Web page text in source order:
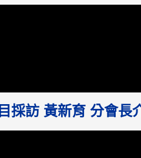
採訪 黃新育 分會長